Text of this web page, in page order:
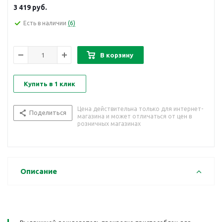
3 419 руб.
Есть в наличии (6)
В корзину
Купить в 1 клик
Поделиться
Цена действительна только для интернет-
магазина и может отличаться от цен в
розничных магазинах
Описание